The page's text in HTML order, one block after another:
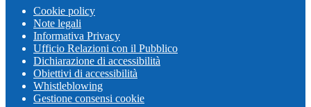
Cookie policy
Note legali
Informativa Privacy
Ufficio Relazioni con il Pubblico
Dichiarazione di accessibilità
Obiettivi di accessibilità
Whistleblowing
Gestione consensi cookie